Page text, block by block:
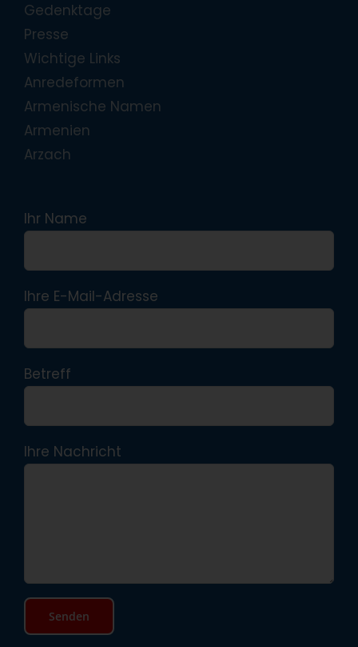
Gedenktage
Presse
Wichtige Links
Anredeformen
Armenische Namen
Armenien
Arzach
Ihr Name
Ihre E-Mail-Adresse
Betreff
Ihre Nachricht